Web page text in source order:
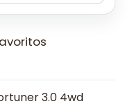
3.0 4wd